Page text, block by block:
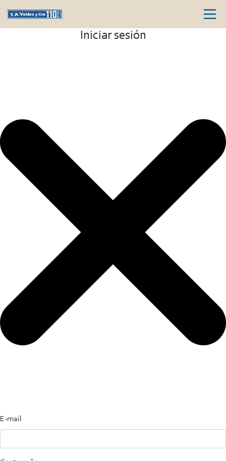
Iniciar sesión
E-mail